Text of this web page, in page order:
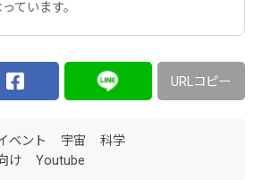
ています。
URLコピー
ベント 宇宙
科学
け
Youtube